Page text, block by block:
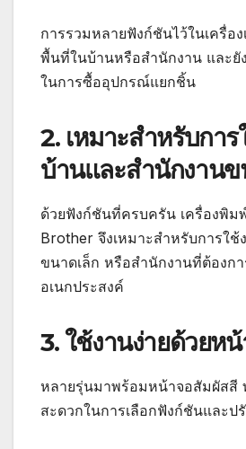
การรวมหลายฟังก์ชันไว้ในเครื่อ
พื้นที่ในบ้านหรือสำนักงาน และยั
ในการซื้ออุปกรณ์แยกชิ้น
2. เหมาะสำหรับกา
บ้านและสำนักงานข
ด้วยฟังก์ชันที่ครบครัน เครื่องพิม
Brother จึงเหมาะสำหรับการใ
ขนาดเล็ก หรือสำนักงานที่ต้องก
อเนกประสงค์
3. ใช้งานง่ายด้วยห
หลายรุ่นมาพร้อมหน้าจอสัมผัสสี
สะดวกในการเลือกฟังก์ชันและป